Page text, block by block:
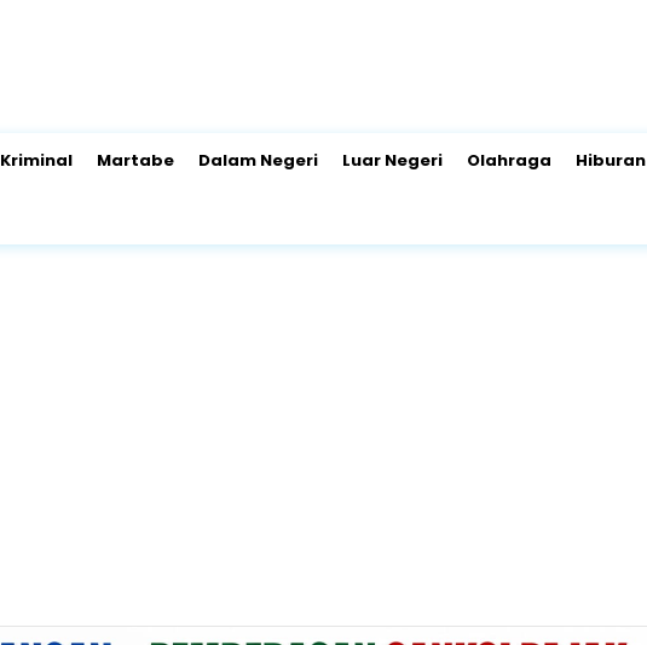
Kriminal Martabe Dalam Negeri Luar Negeri Olahraga Hiburan